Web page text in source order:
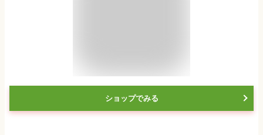
ショップでみる